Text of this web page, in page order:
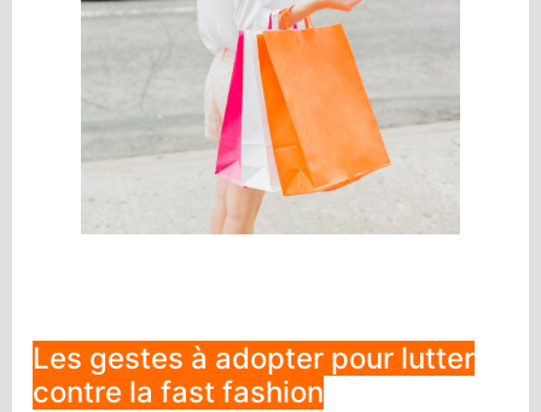
Les gestes à adopter pour lutter
contre la fast fashion